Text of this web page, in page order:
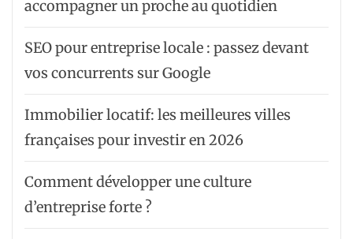
accompagner un proche au quotidien
SEO pour entreprise locale : passez devant
vos concurrents sur Google
Immobilier locatif: les meilleures villes
françaises pour investir en 2026
Comment développer une culture
d’entreprise forte ?